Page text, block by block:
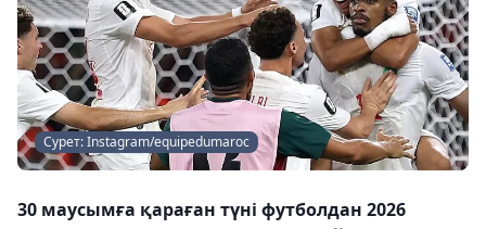
Сурет: Instagram/equipedumaroc
30 маусымға қараған түні футболдан 2026